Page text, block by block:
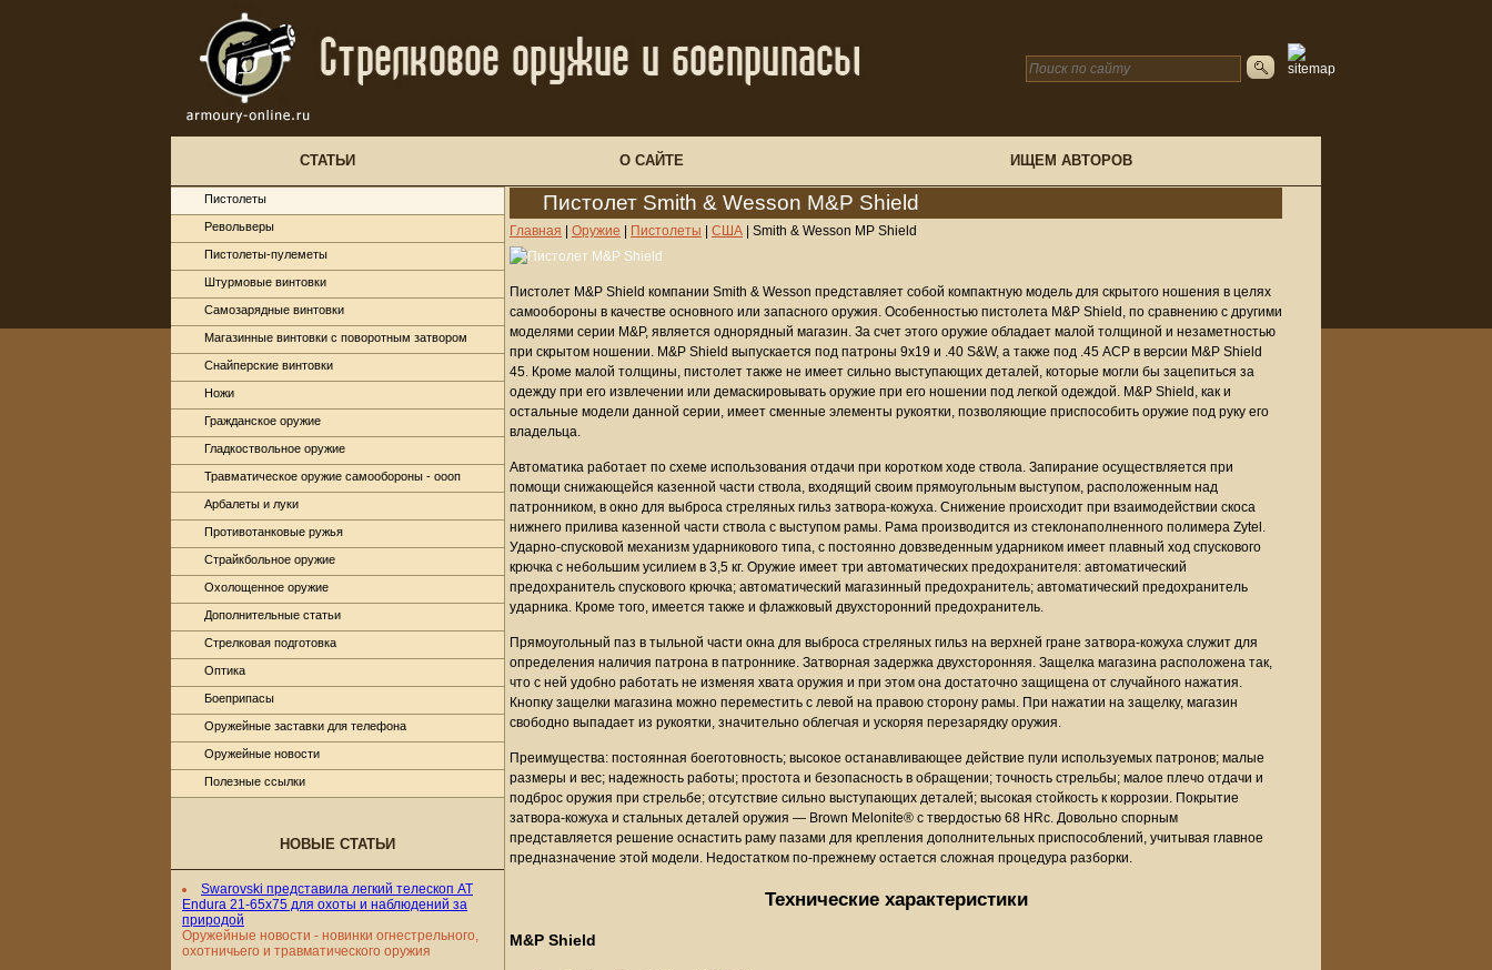
СТАТЬИ О САЙТЕ ИЩЕМ АВТОРОВ
Пистолет Smith & Wesson M&P Shield
Главная Оружие Пистолеты США Smith & Wesson MP Shield
Пистолет M&P Shield компании Smith & Wesson представляет собой компактную модель для скрытого ношения в целях
самообороны в качестве основного или запасного оружия. Особенностью пистолета M&P Shield, по сравнению с другими
моделями серии M&P, является однорядный магазин. За счет этого оружие обладает малой толщиной и незаметностью
при скрытом ношении. M&P Shield выпускается под патроны 9x19 и .40 S&W, а также под .45 ACP в версии M&P Shield
45. Кроме малой толщины, пистолет также не имеет сильно выступающих деталей, которые могли бы зацепиться за
одежду при его извлечении или демаскировывать оружие при его ношении под легкой одеждой. M&P Shield, как и
остальные модели данной серии, имеет сменные элементы рукоятки, позволяющие приспособить оружие под руку его
владельца.
Автоматика работает по схеме использования отдачи при коротком ходе ствола. Запирание осуществляется при
помощи снижающейся казенной части ствола, входящий своим прямоугольным выступом, расположенным над
патронником, в окно для выброса стреляных гильз затвора-кожуха. Снижение происходит при взаимодействии скоса
нижнего прилива казенной части ствола с выступом рамы. Рама производится из стеклонаполненного полимера Zytel.
Ударно-спусковой механизм ударникового типа, с постоянно довзведенным ударником имеет плавный ход спускового
крючка с небольшим усилием в 3,5 кг. Оружие имеет три автоматических предохранителя: автоматический
предохранитель спускового крючка; автоматический магазинный предохранитель; автоматический предохранитель
ударника. Кроме того, имеется также и флажковый двухсторонний предохранитель.
Прямоугольный паз в тыльной части окна для выброса стреляных гильз на верхней гране затвора-кожуха служит для
определения наличия патрона в патроннике. Затворная задержка двухсторонняя. Защелка магазина расположена так,
что с ней удобно работать не изменяя хвата оружия и при этом она достаточно защищена от случайного нажатия.
Кнопку защелки магазина можно переместить с левой на правою сторону рамы. При нажатии на защелку, магазин
свободно выпадает из рукоятки, значительно облегчая и ускоряя перезарядку оружия.
Преимущества: постоянная боеготовность; высокое останавливающее действие пули используемых патронов; малые
размеры и вес; надежность работы; простота и безопасность в обращении; точность стрельбы; малое плечо отдачи и
подброс оружия при стрельбе; отсутствие сильно выступающих деталей; высокая стойкость к коррозии. Покрытие
затвора-кожуха и стальных деталей оружия — Brown Melonite® с твердостью 68 HRc. Довольно спорным
представляется решение оснастить раму пазами для крепления дополнительных приспособлений, учитывая главное
предназначение этой модели. Недостатком по-прежнему остается сложная процедура разборки.
Технические характеристики
M&P Shield
Пистолеты
Револьверы
Пистолеты-пулеметы
Штурмовые винтовки
Самозарядные винтовки
Магазинные винтовки с поворотным затвором
Снайперские винтовки
Ножи
Гражданское оружие
Гладкоствольное оружие
Травматическое оружие самообороны - оооп
Арбалеты и луки
Противотанковые ружья
Страйкбольное оружие
Охолощенное оружие
Дополнительные статьи
Стрелковая подготовка
Оптика
Боеприпасы
Оружейные заставки для телефона
Оружейные новости
Полезные ссылки
НОВЫЕ СТАТЬИ
Swarovski представила легкий телескоп AT
Endura 21-65x75 для охоты и наблюдений за
природой
Оружейные новости - новинки огнестрельного,
охотничьего и травматического оружия